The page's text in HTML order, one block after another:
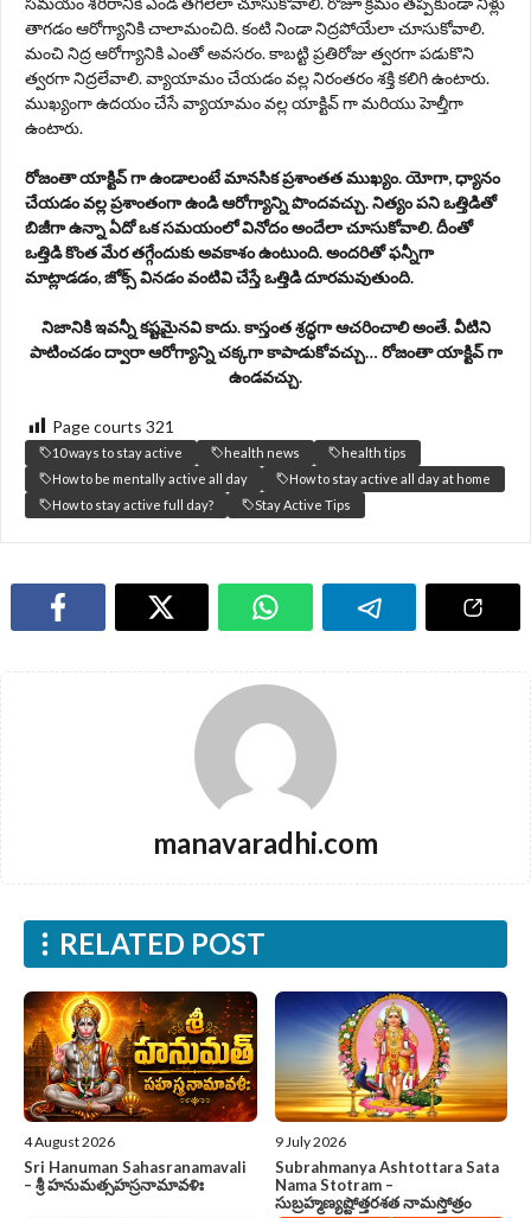
తాగడం ఆరోగ్యానికి చాలామంచిది. కంటి నిండా నిద్ర‌పోయేలా చూసుకోవాలి.
మంచి నిద్ర ఆరోగ్యానికి ఎంతో అవ‌స‌రం. కాబట్టి ప్రతిరోజు త్వరగా పడుకొని
త్వరగా నిద్రలేవాలి. వ్యాయామం చేయడం వల్ల నిరంతరం శక్తి కలిగి ఉంటారు.
ముఖ్యంగా ఉదయం చేసే వ్యాయామం వల్ల యాక్టివ్ గా మరియు హెల్తీగా
ఉంటారు.
రోజంతా యాక్టివ్ గా ఉండాలంటే మానసిక ప్రశాంతత ముఖ్యం. యోగా, ధ్యానం
చేయడం వ‌ల్ల ప్ర‌శాంతంగా ఉండి ఆరోగ్యాన్ని పొంద‌వ‌చ్చు. నిత్యం పని ఒత్తిడితో
బిజీగా ఉన్నా ఏదో ఒక సమయంలో వినోదం అందేలా చూసుకోవాలి. దీంతో
ఒత్తిడి కొంత మేర తగ్గేందుకు అవకాశం ఉంటుంది. అందరితో ఫన్నీగా
మాట్లాడడం, జోక్స్ వినడం వంటివి చేస్తే ఒత్తిడి దూరమవుతుంది.
నిజానికి ఇవన్నీ కష్టమైనవి కాదు. కాస్తంత శ్రద్ధగా ఆచరించాలి అంతే. వీటిని
పాటించడం ద్వారా ఆరోగ్యాన్ని చక్కగా కాపాడుకోవచ్చు… రోజంతా యాక్టివ్ గా
ఉండవచ్చు.
Page courts 321
10 ways to stay active health news
health tips
How to be mentally active all day
How to stay active all day at home
How to stay active full day?
Stay Active Tips
manavaradhi.com
RELATED POST
4 August 2026
Sri Hanuman Sahasranamavali
– శ్రీ హనుమత్సహస్రనామావళిః
9 July 2026
Subrahmanya Ashtottara Sata
Nama Stotram –
సుబ్రహ్మణ్యష్టోత్తరశత నామస్తోత్రం